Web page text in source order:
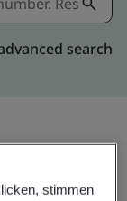
search
stimmen